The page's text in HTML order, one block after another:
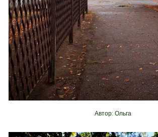
Автор: Ольга